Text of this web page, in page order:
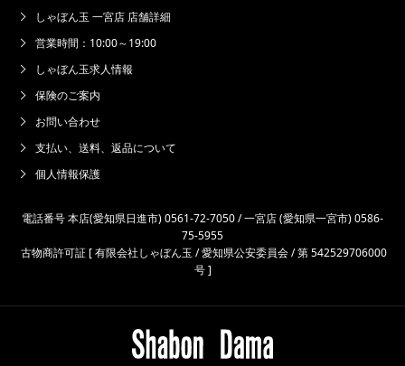
しゃぼん玉 一宮店 店舗詳細
営業時間：10:00～19:00
しゃぼん玉求人情報
保険のご案内
お問い合わせ
支払い、送料、返品について
個人情報保護
電話番号 本店(愛知県日進市) 0561-72-7050 / 一宮店 (愛知県一宮市) 0586-
75-5955
古物商許可証 [ 有限会社しゃぼん玉 / 愛知県公安委員会 / 第 542529706000
号 ]